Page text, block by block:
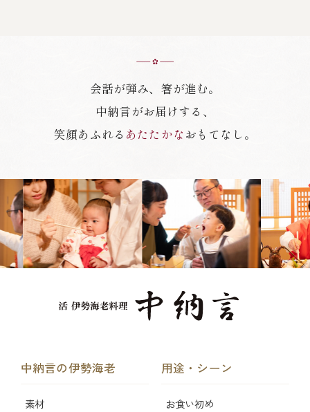
会話が弾み、箸が進む。
中納言がお届けする、
笑顔あふれる あたたかな おもてなし。
中納言の伊勢海老
素材
用途・シーン
お食い初め